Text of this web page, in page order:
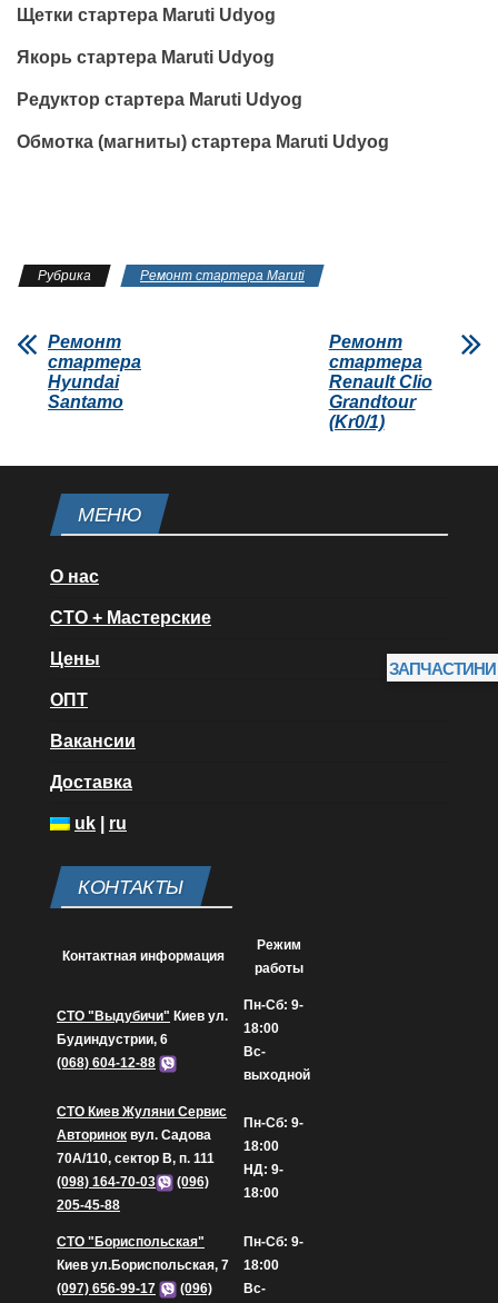
Щетки стартера Maruti Udyog
Якорь стартера Maruti Udyog
Редуктор стартера Maruti Udyog
Обмотка (магниты) стартера Maruti Udyog
Рубрика Ремонт стартера Maruti
Ремонт
стартера
Hyundai
Santamo
Ремонт
стартера
Renault Clio
Grandtour
(Kr0/1)
МЕНЮ
О нас
СТО + Мастерские
Цены
ОПТ
Вакансии
Доставка
uk ru
КОНТАКТЫ
Контактная информация
Режим
работы
СТО "Выдубичи" Киев ул.
Будиндустрии, 6
(068) 604-12-88
Пн-Сб: 9-
18:00
Вс-
выходной
СТО Киев Жуляни Сервис
Авторинок вул. Садова
70А/110, сектор В, п. 111
(098) 164-70-03
(096)
205-45-88
Пн-Сб: 9-
18:00
НД: 9-
18:00
СТО "Бориспольская"
Киев ул.Бориспольская, 7
(097) 656-99-17
(096)
Пн-Сб: 9-
18:00
Вс-
ЗАПЧАСТИНИ